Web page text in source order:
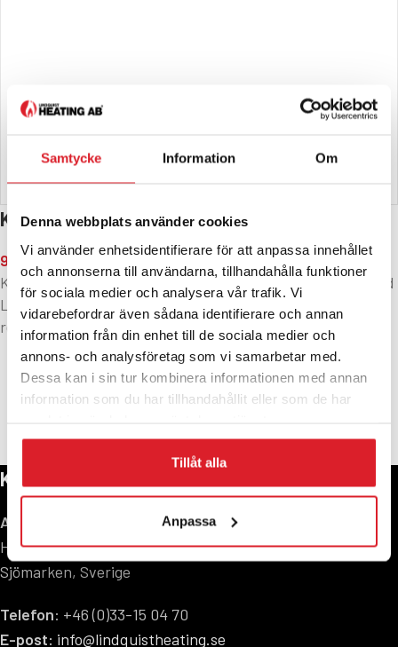
Samtycke Information Om
Denna webbplats använder cookies
Vi använder enhetsidentifierare för att anpassa innehållet
och annonserna till användarna, tillhandahålla funktioner
för sociala medier och analysera vår trafik. Vi
vidarebefordrar även sådana identifierare och annan
information från din enhet till de sociala medier och
annons- och analysföretag som vi samarbetar med.
Dessa kan i sin tur kombinera informationen med annan
information som du har tillhandahållit eller som de har
Tillåt alla
Anpassa
KERAMISKT TÄNDELEMENT RB GRAND LUX
995 kr
Keramiskt tändelement passande pelletspannor RB Grand
Lux 23-150kW. OBS! Pris per styck. Tillverkarens
reservdelsnummer: CP-5.12
KONTAKTA OSS
Adress:
Hagavägen 9, 518 40
Sjömarken, Sverige
Telefon: +46 (0)33-15 04 70
E-post: info@lindquistheating.se